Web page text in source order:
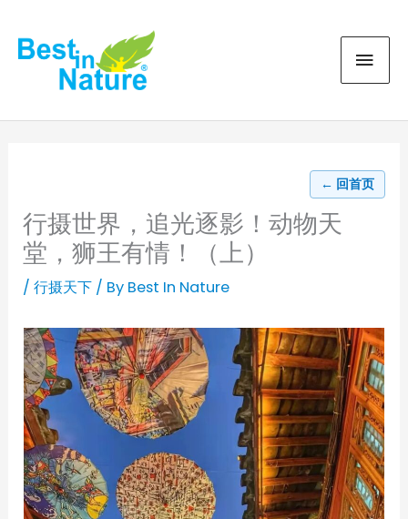
content
← 回首页
行摄世界，追光逐影！动物天
堂，狮王有情！（上）
/行摄天下 / By Best In Nature